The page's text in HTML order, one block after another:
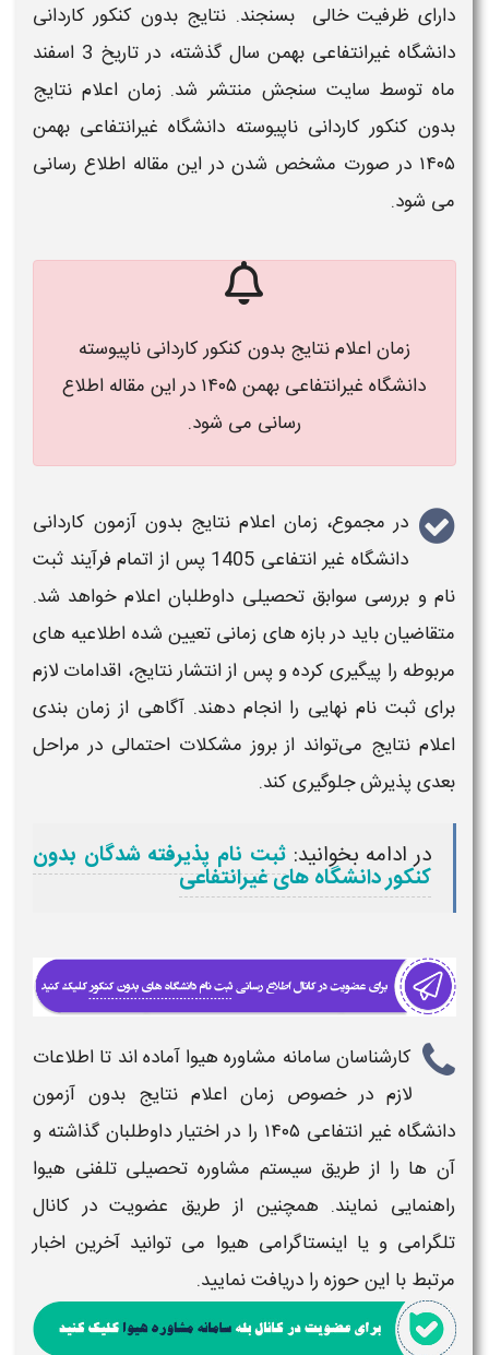
دارای ظرفیت خالی بسنجند. نتایج بدون کنکور کاردانی
دانشگاه غیرانتفاعی
بهمن سال گذشته، در تاریخ 3 اسفند
ماه توسط سایت سنجش منتشر شد.​ زمان اعلام نتایج
بدون کنکور کاردانی ناپیوسته دانشگاه غیرانتفاعی بهمن
۱۴۰۵​ در صورت مشخص شدن در این مقاله اطلاع رسانی
می شود.
زمان اعلام نتایج بدون کنکور کاردانی ناپیوسته
دانشگاه غیرانتفاعی بهمن ۱۴۰۵​ در این مقاله اطلاع
رسانی می شود.
در مجموع، زمان اعلام نتایج بدون آزمون کاردانی
دانشگاه غیر انتفاعی 1405
پس از اتمام فرآیند ثبت‌
نام و بررسی سوابق تحصیلی داوطلبان اعلام خواهد شد.
متقاضیان باید در بازه‌ های زمانی تعیین‌ شده اطلاعیه‌ های
مربوطه را پیگیری کرده و پس از انتشار نتایج، اقدامات لازم
برای ثبت‌ نام نهایی را انجام دهند. آگاهی از زمان‌ بندی
اعلام نتایج می‌تواند از بروز مشکلات احتمالی در مراحل
بعدی پذیرش جلوگیری کند.
در ادامه بخوانید: ثبت نام پذیرفته شدگان بدون
کنکور دانشگاه های غیرانتفاعی
کارشناسان سامانه مشاوره هیوا آماده اند تا اطلاعات
لازم در خصوص زمان اعلام نتایج بدون آزمون
دانشگاه غیر انتفاعی ۱۴۰۵​
را در اختیار داوطلبان گذاشته و
آن ها را از طریق سیستم مشاوره تحصیلی تلفنی هیوا
راهنمایی نمایند. همچنین از طریق عضویت در کانال
تلگرامی و یا اینستاگرامی هیوا می توانید آخرین اخبار
مرتبط با این حوزه را دریافت نمایید.